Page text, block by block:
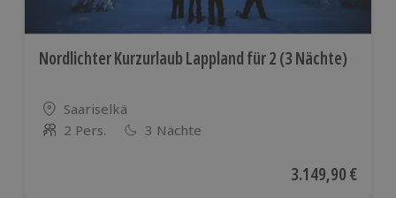
Nordlichter Kurzurlaub Lappland für 2 (3 Nächte)
Standort
Saariselkä
Anzahl der Teilnehmer
2 Pers. 3 Nächte
Aktueller Preis
3.149,90 €